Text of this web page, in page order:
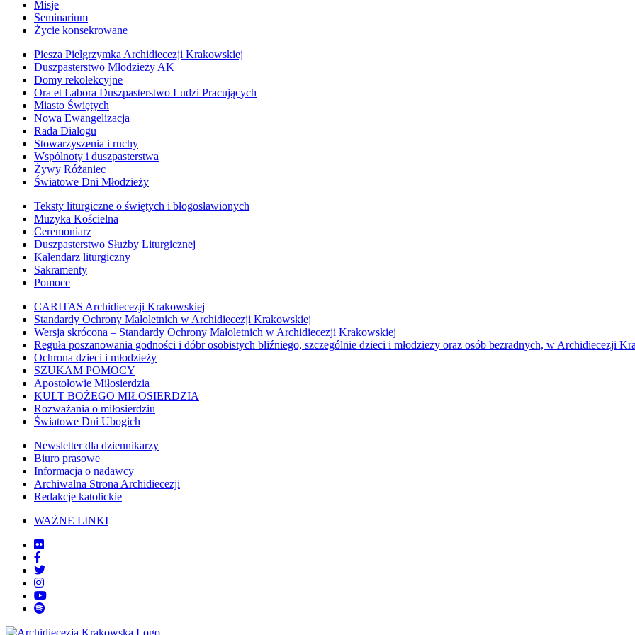
Misje
Seminarium
Życie konsekrowane
Piesza Pielgrzymka Archidiecezji Krakowskiej
Duszpasterstwo Młodzieży AK
Domy rekolekcyjne
Ora et Labora Duszpasterstwo Ludzi Pracujących
Miasto Świętych
Nowa Ewangelizacja
Rada Dialogu
Stowarzyszenia i ruchy
Wspólnoty i duszpasterstwa
Żywy Różaniec
Światowe Dni Młodzieży
Teksty liturgiczne o świętych i błogosławionych
Muzyka Kościelna
Ceremoniarz
Duszpasterstwo Służby Liturgicznej
Kalendarz liturgiczny
Sakramenty
Pomoce
CARITAS Archidiecezji Krakowskiej
Standardy Ochrony Małoletnich w Archidiecezji Krakowskiej
Wersja skrócona – Standardy Ochrony Małoletnich w Archidiecezji Krakowskiej
Reguła poszanowania godności i dóbr osobistych bliźniego, szczególnie dzieci i młodzieży oraz osób bezradnych, w Archidiecezji
Ochrona dzieci i młodzieży
SZUKAM POMOCY
Apostołowie Miłosierdzia
KULT BOŻEGO MIŁOSIERDZIA
Rozważania o miłosierdziu
Światowe Dni Ubogich
Newsletter dla dziennikarzy
Biuro prasowe
Informacja o nadawcy
Archiwalna Strona Archidiecezji
Redakcje katolickie
WAŻNE LINKI